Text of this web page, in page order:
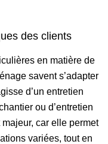
des clients
en matière de
savent s’adapter
d’un entretien
ou d’entretien
car elle permet
variées, tout en